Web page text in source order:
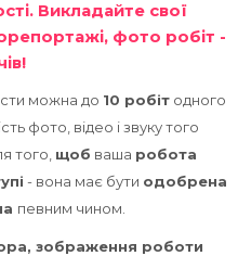
Викладайте свої
фото робіт -
можна до 10 робіт одного
фото, відео і звуку того
того, щоб ваша робота
- вона має бути одобрена
певним чином.
зображення роботи